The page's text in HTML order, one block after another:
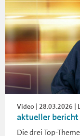
Video | 28.03.2026 |
aktueller bericht
Die drei Top-